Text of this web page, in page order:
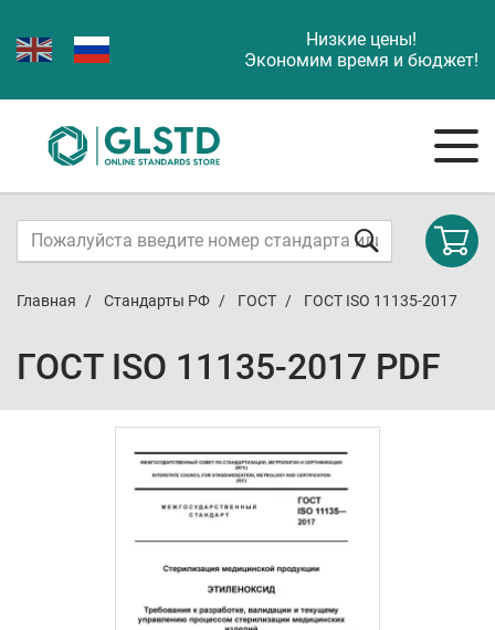
Низкие цены!
Экономим время и бюджет!
Главная Стандарты РФ ГОСТ ГОСТ ISO 11135-2017
ГОСТ ISO 11135-2017 PDF